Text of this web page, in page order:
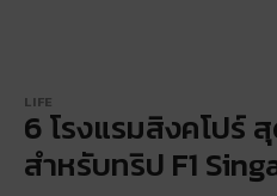
LIFE
6 โรงแรมสิงคโปร์
สำหรับทริป F1